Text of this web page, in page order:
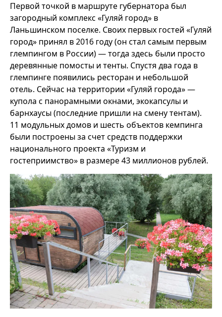
Первой точкой в маршруте губернатора был
загородный комплекс «Гуляй город» в
Ланьшинском поселке. Своих первых гостей «Гуляй
город» принял в 2016 году (он стал самым первым
глемпингом в России) — тогда здесь были просто
деревянные помосты и тенты. Спустя два года в
глемпинге появились ресторан и небольшой
отель. Сейчас на территории «Гуляй города» —
купола с панорамными окнами, экокапсулы и
барнхаусы (последние пришли на смену тентам).
11 модульных домов и шесть объектов кемпинга
были построены за счет средств поддержки
национального проекта «Туризм и
гостеприимство» в размере 43 миллионов рублей.